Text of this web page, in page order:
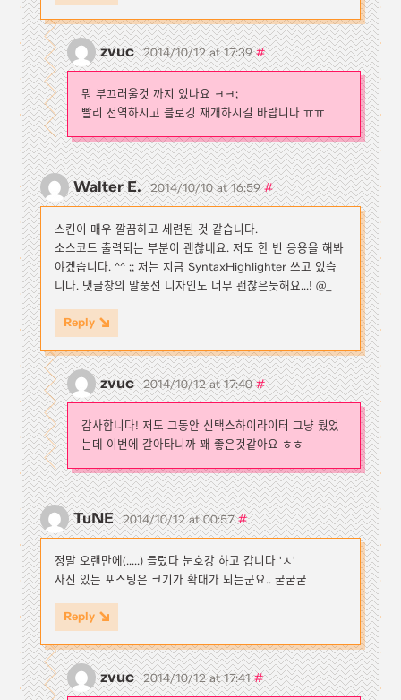
zvuc 2014/10/12 at 17:39#
뭐 부끄러울것 까지 있나요 ㅋㅋ;
빨리 전역하시고 블로깅 재개하시길 바랍니다 ㅠㅠ
Walter E. 2014/10/10 at 16:59#
스킨이 매우 깔끔하고 세련된 것 같습니다.
소스코드 출력되는 부분이 괜찮네요. 저도 한 번 응용을 해봐
야겠습니다. ^^ ;; 저는 지금 SyntaxHighlighter 쓰고 있습
니다. 댓글창의 말풍선 디자인도 너무 괜찮은듯해요...! @_
Reply
zvuc 2014/10/12 at 17:40#
감사합니다! 저도 그동안 신택스하이라이터 그냥 뒀었
는데 이번에 갈아타니까 꽤 좋은것같아요 ㅎㅎ
TuNE 2014/10/12 at 00:57#
정말 오랜만에(.....) 들렀다 눈호강 하고 갑니다 'ㅅ'
사진 있는 포스팅은 크기가 확대가 되는군요.. 굳굳굳
Reply
zvuc 2014/10/12 at 17:41#